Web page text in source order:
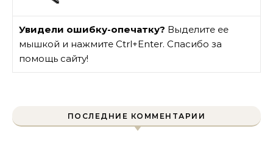
Увидели ошибку-опечатку? Выделите ее
мышкой и нажмите Ctrl+Enter. Спасибо за
помощь сайту!
ПОСЛЕДНИЕ КОММЕНТАРИИ